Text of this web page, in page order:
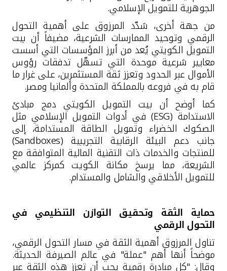
الجوهرية للتمويل الإسلامي.
من جهة أخرى، شدّد المرزوق على أهمية التحول
الرقمي وتوحيد الممارسات الشرعية، مضيفاً أن بيت
التمويل الكويتي يُعد من أبرز المؤسسات التي أسست
معايير شرعية موحدة التي تسهّل تدفقات رؤوس
الأموال عبر الحدود وتعزز ثقة المستثمرين، على غرار ما
قام به في فروعه بالمملكة المتحدة وألمانيا ومصر.
كما أوضح أن بيت التمويل الكويتي دمج مبادئ
الاستدامة(ESG) في أدوات التمويل الإسلامي مثل
الصكوك الخضراء وتمويل الطاقة المستدامة، إلى
جانب دعم البيئة الرقابية التجريبية (Sandboxes
)
للمنتجات والخدمات ذات التقنية المالية المتوافقة مع
الشريعة، مما يرسخ مكانة الكويت كمركز عالمي
للتمويل الأخلاقي والشامل والمستدام.
حماية الثقة وتحقيق التوازن التنظيمي في
التحول الرقمي
تناول المرزوق أهمية الثقة في مسار التحول الرقمي،
موضحاً أنها أهم "عملة" في عالم الصيرفة الحديثة.
وقال: "كل مبادرة رقمية يجب أن تعزز هذه الثقة عبر